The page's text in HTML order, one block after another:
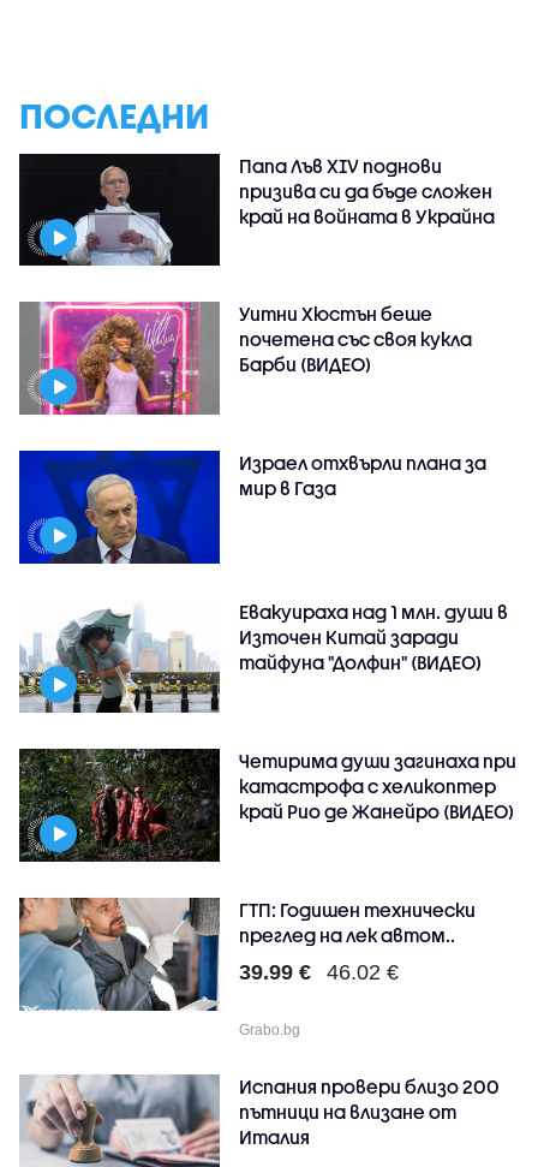
ПОСЛЕДНИ
Папа Лъв XIV поднови
призива си да бъде сложен
край на войната в Украйна
Уитни Хюстън беше
почетена със своя кукла
Барби (ВИДЕО)
Израел отхвърли плана за
мир в Газа
Евакуираха над 1 млн. души в
Източен Китай заради
тайфуна "Долфин" (ВИДЕО)
Четирима души загинаха при
катастрофа с хеликоптер
край Рио де Жанейро (ВИДЕО)
ГТП: Годишен технически
преглед на лек автом..
39.99 € 46.02 €
Grabo.bg
Испания провери близо 200
пътници на влизане от
Италия